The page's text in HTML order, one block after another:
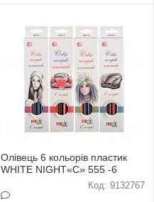
Олівець 6 кольорів пластик
WHITE NIGHT«С» 555 -6
Код: 9132767